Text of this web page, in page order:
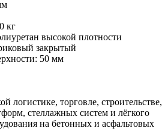
кг
высокой плотности
закрытый
50 мм
логистике, торговле, строительстве,
стеллажных систем и лёгкого
на бетонных и асфальтовых